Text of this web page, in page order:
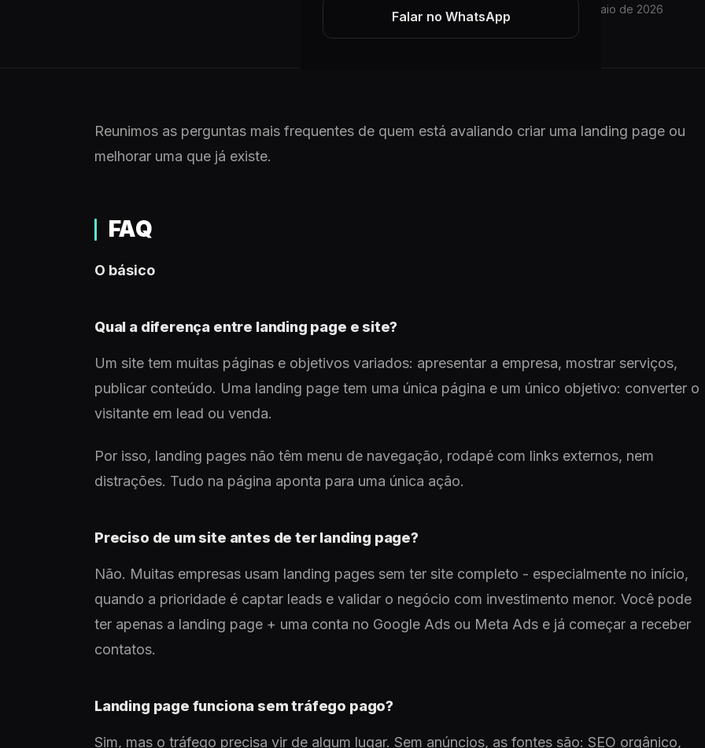
Falar no WhatsApp
ARTIGO 5 min de leitura 01 de maio de 2026
Reunimos as perguntas mais frequentes de quem está avaliando criar uma landing page ou
melhorar uma que já existe.
FAQ
O básico
Qual a diferença entre landing page e site?
Um site tem muitas páginas e objetivos variados: apresentar a empresa, mostrar serviços,
publicar conteúdo. Uma landing page tem uma única página e um único objetivo: converter o
visitante em lead ou venda.
Por isso, landing pages não têm menu de navegação, rodapé com links externos, nem
distrações. Tudo na página aponta para uma única ação.
Preciso de um site antes de ter landing page?
Não. Muitas empresas usam landing pages sem ter site completo - especialmente no início,
quando a prioridade é captar leads e validar o negócio com investimento menor. Você pode
ter apenas a landing page + uma conta no Google Ads ou Meta Ads e já começar a receber
contatos.
Landing page funciona sem tráfego pago?
Sim, mas o tráfego precisa vir de algum lugar. Sem anúncios, as fontes são: SEO orgânico,